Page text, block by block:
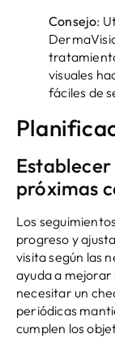
Consejo:
visuales
fáciles de
próximas
Los
progreso y
visita según las
ayuda a mejorar
necesitar un
periódicas
cumplen los